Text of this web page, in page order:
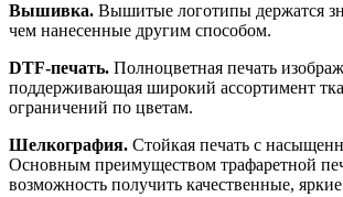
Вышивка. Вышитые логотипы держатся
чем нанесенные другим способом.
DTF-печать. Полноцветная печать
поддерживающая широкий ассортимент
ограничений по цветам.
Шелкография. Стойкая печать с
Основным преимуществом трафаретной
возможность получить качественные,